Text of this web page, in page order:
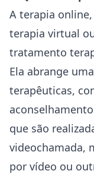
A terapia
terapia virtual
tratamento
Ela abrange
terapêuticas,
que são
videochamada,
por vídeo ou